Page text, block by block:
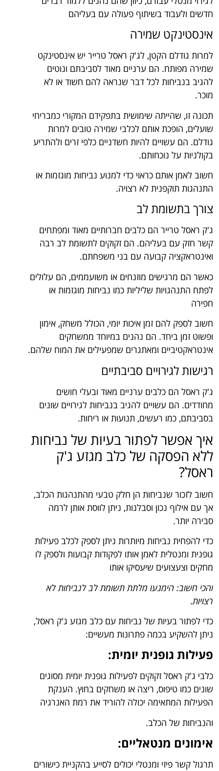
חדשים ולעבוד בשיתוף פעולה עם בעליהם
אינסטינקט שמירה
למרות גודלם הקטן, לג'ק ראסל טרייר יש אינסטינקט
שמירה מפותח. הם ערניים מאוד לסביבתם ונוטים
להגיב בנביחות לכל דבר שנראה להם חשוד או לא
מוכר.
תכונה זו, שהייתה שימושית בתפקידם המקורי כמבריחי
שועלים, הופכת אותם לכלבי שמירה טובים למרות
גודלם. הם עשויים להיות חשדניים כלפי זרים ולהתריע
בקולניות על נוכחותם.
חשוב לאמן אותם כראוי כדי למנוע נביחות מוגזמות או
התנהגות תוקפנית לא רצויה.
צורך בתשומת לב
ג'ק ראסל טרייר הם כלבים חברותיים מאוד ומפתחים
קשר חזק עם בעליהם. הם זקוקים לתשומת לב רבה
ואינטראקציה קבועה עם בני משפחתם.
כאשר הם מרגישים מוזנחים או משועממים, הם עלולים
לפתח התנהגויות שליליות כמו נביחות מוגזמות או
חפירה
חשוב לספק להם זמן איכות יומי, הכולל משחק, אימון
ופשוט זמן ביחד. הם נהנים במיוחד ממשחקים
אינטראקטיביים ומאתגרים שמפעילים את המוח שלהם.
רגישות לגירויים סביבתיים
ג'ק ראסל הם כלבים ערניים מאוד ובעלי חושים
מחודדים. הם עשויים להגיב בנביחות לגירויים שונים
בסביבתם, כמו רעשים, תנועות או ריחות.
איך אפשר לפתור בעיות של נביחות
ללא הפסקה של כלב מגזע ג'ק
ראסל?
חשוב לזכור שנביחות הן חלק טבעי מהתנהגות הכלב,
אך עם אילוף נכון וסבלנות, ניתן לווסת אותן לרמה
סבירה יותר.
כדי להפחית נביחות מיותרות ניתן לספק לכלב פעילות
גופנית ומנטלית לאמן אותו לפקודות קבועות ולספק לו
מחקים וצעצועים שיעסיקו אותו
והכי חשוב: הימנעו מלתת תשומת לב לנביחות לא
רצויות.
כדי לפתור בעיות של נביחות עם כלב מגזע ג'ק ראסל,
ניתן להשקיע בכמה פתרונות מעשיים:
פעילות גופנית יומית:
כלבי ג'ק ראסל זקוקים לפעילות גופנית יומית מסוגים
שונים כמו טיפוס, ריצה או משחקים בחוץ. הענקת
הפעילות המתאימה יכולה להוריד את רמת האנרגיה
והנביחות של הכלב.
אימונים מנטאליים:
תרגול קשר פיזי ומנטלי יכולים לסייע בהקניית כישורים